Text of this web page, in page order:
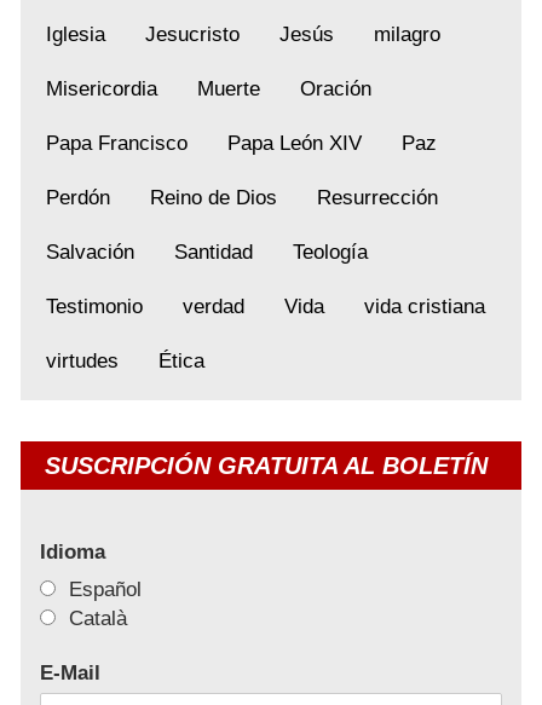
Iglesia Jesucristo Jesús milagro
Misericordia Muerte Oración
Papa Francisco Papa León XIV Paz
Perdón Reino de Dios Resurrección
Salvación Santidad Teología
Testimonio verdad Vida vida cristiana
virtudes Ética
SUSCRIPCIÓN GRATUITA AL BOLETÍN
Idioma
Español
Català
E-Mail